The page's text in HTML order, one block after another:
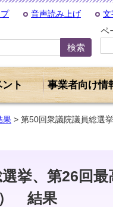
音声読み上げ 文
ペ
ント 事業者向け情
果 > 第50回衆議院議員総選
挙、第26回
） 結果